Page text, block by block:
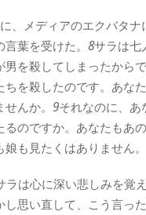
、メディアのエクバタ
葉を受けた。 8サラは七
男を殺してしまったから
ちを殺したのです。あな
んか。 9それなのに、
るのですか。あなたもあ
も見たくはありません。
ラは心に深い悲しみを覚
し思い直して、こう言っ